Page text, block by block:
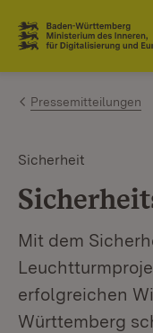
Zum Inhalt
Link zur Startseite
Pressemitteilungen
Sicherheit
Mit dem
erfolgreichen
Württemberg